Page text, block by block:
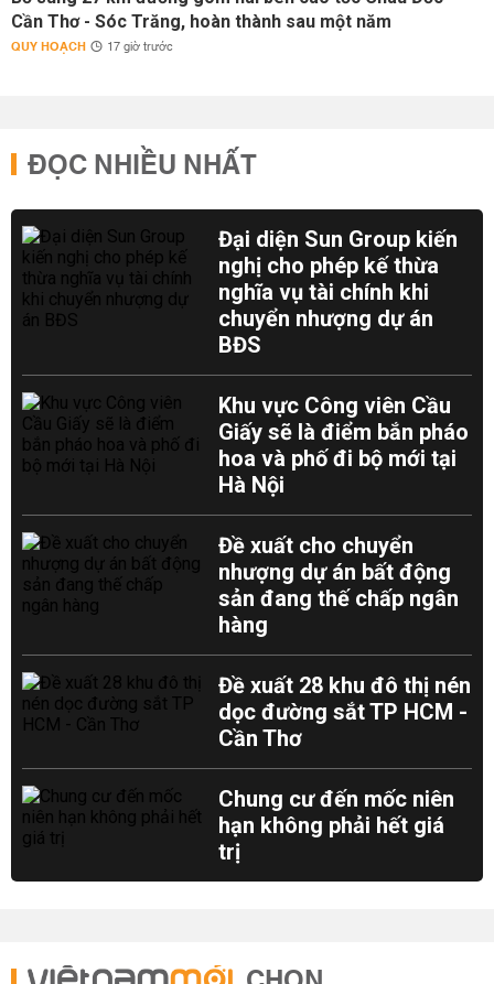
Cần Thơ - Sóc Trăng, hoàn thành sau một năm
QUY HOẠCH 17 giờ trước
ĐỌC NHIỀU NHẤT
Đại diện Sun Group kiến
nghị cho phép kế thừa
nghĩa vụ tài chính khi
chuyển nhượng dự án
BĐS
Khu vực Công viên Cầu
Giấy sẽ là điểm bắn pháo
hoa và phố đi bộ mới tại
Hà Nội
Đề xuất cho chuyển
nhượng dự án bất động
sản đang thế chấp ngân
hàng
Đề xuất 28 khu đô thị nén
dọc đường sắt TP HCM -
Cần Thơ
Chung cư đến mốc niên
hạn không phải hết giá
trị